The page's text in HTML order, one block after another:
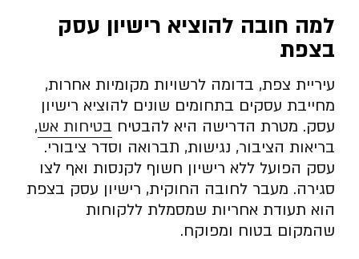
למה חובה להוציא רישיון עסק
בצפת
עיריית צפת, בדומה לרשויות מקומיות אחרות,
מחייבת עסקים בתחומים שונים להוציא רישיון
עסק. מטרת הדרישה היא להבטיח בטיחות אש,
בריאות הציבור, נגישות, תברואה וסדר ציבורי.
עסק הפועל ללא רישיון חשוף לקנסות ואף לצו
סגירה. מעבר לחובה החוקית, רישיון עסק בצפת
הוא תעודת אחריות שמסמלת ללקוחות
שהמקום בטוח ומפוקח.